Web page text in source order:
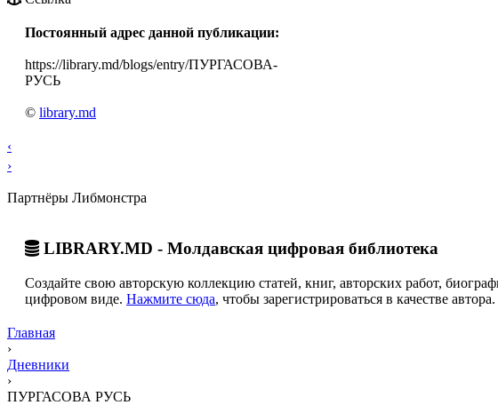
Постоянный адрес данной публикации:
https://library.md/blogs/entry/ПУРГАСОВА-
РУСЬ
© library.md
‹
›
Партнёры Либмонстра
LIBRARY.MD - Молдавская цифровая библиотека
Создайте свою авторскую коллекцию статей, книг, авторских работ,
цифровом виде. Нажмите сюда, чтобы зарегистрироваться в качестве автора.
Главная
›
Дневники
›
ПУРГАСОВА РУСЬ